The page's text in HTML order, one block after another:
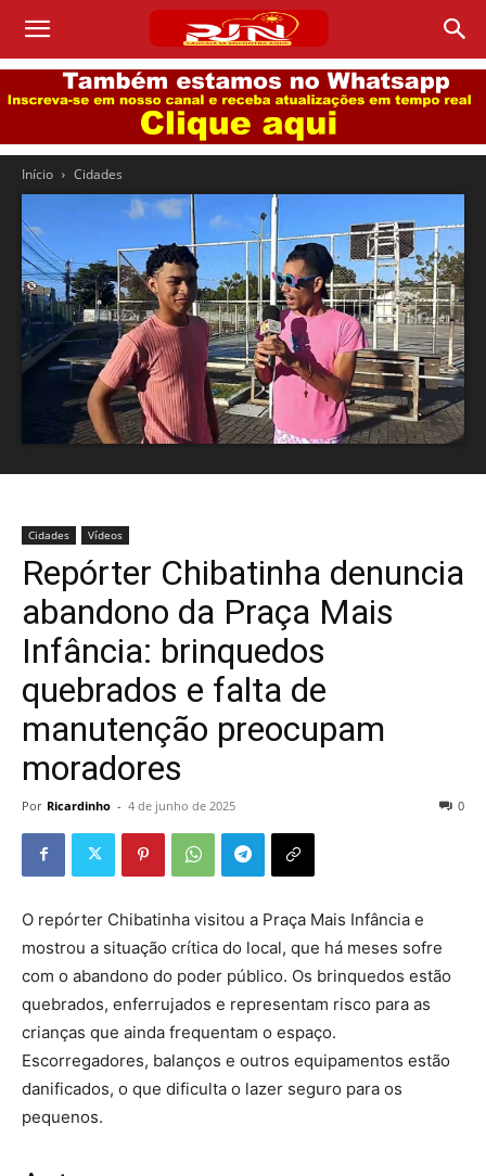
Início Cidades
Cidades Vídeos
Repórter Chibatinha denuncia
abandono da Praça Mais
Infância: brinquedos
quebrados e falta de
manutenção preocupam
moradores
Por Ricardinho - 4 de junho de 2025 0
O repórter Chibatinha visitou a Praça Mais Infância e
mostrou a situação crítica do local, que há meses sofre
com o abandono do poder público. Os brinquedos estão
quebrados, enferrujados e representam risco para as
crianças que ainda frequentam o espaço.
Escorregadores, balanços e outros equipamentos estão
danificados, o que dificulta o lazer seguro para os
pequenos.